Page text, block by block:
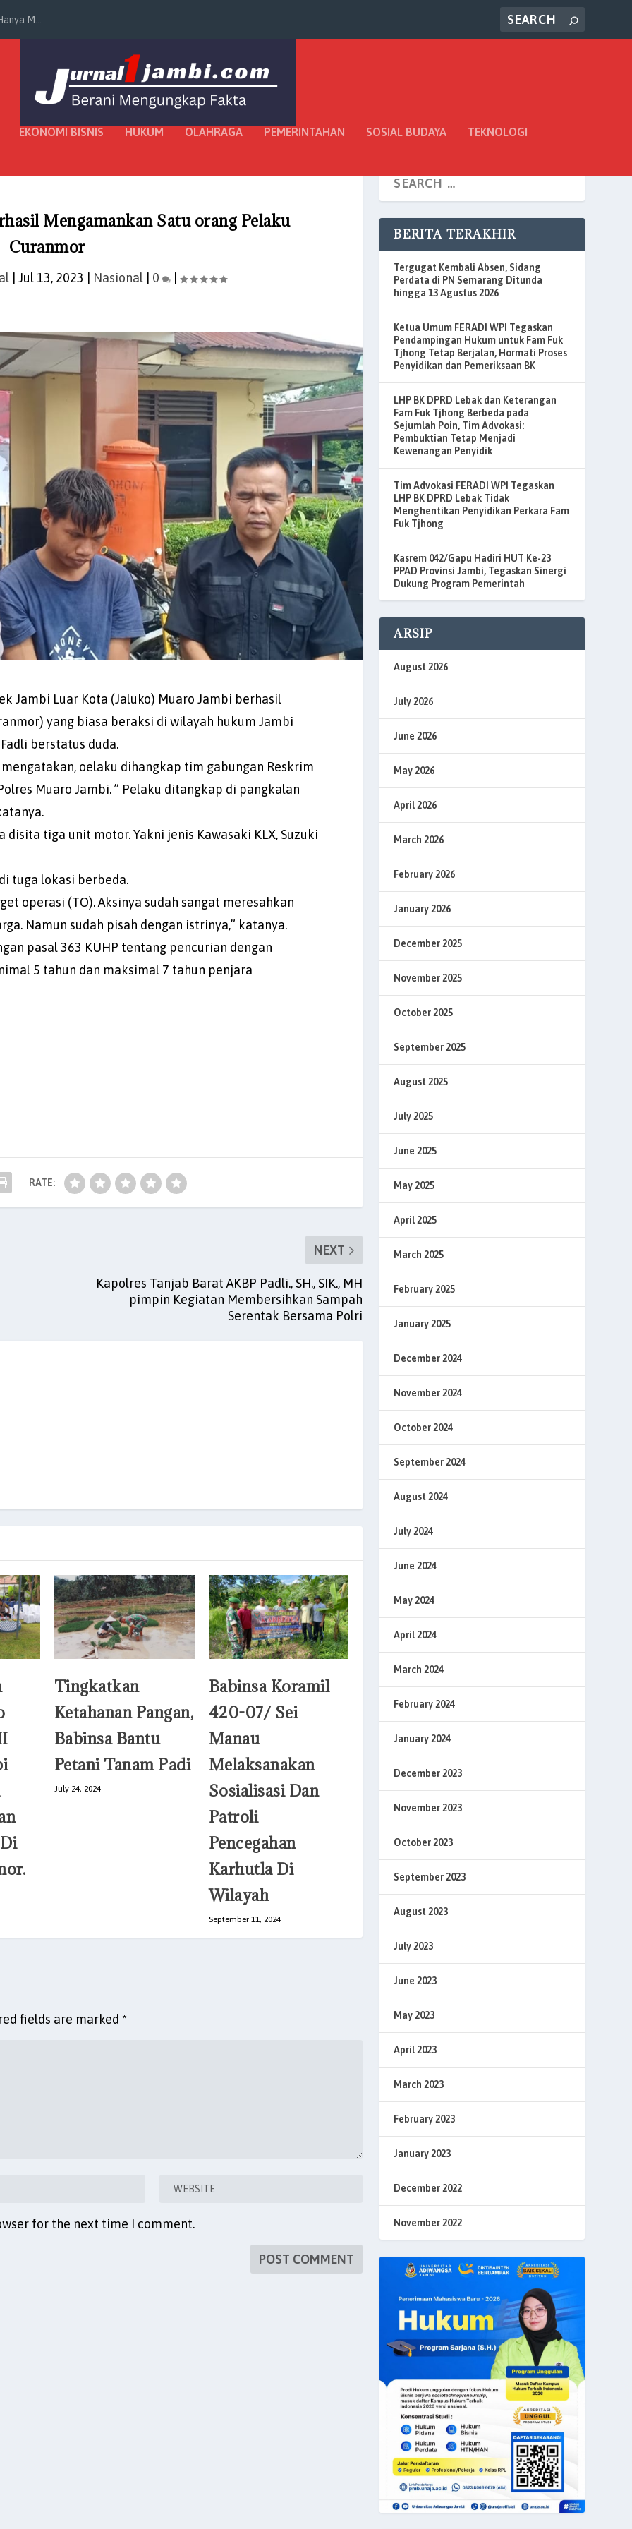
M...
EKONOMI BISNIS HUKUM OLAHRAGA PEMERINTAHAN SOSIAL BUDAYA TEKNOLOGI
Mengamankan Satu orang Pelaku
Curanmor
|Jul 13, 2023 Nasional 0 |
Jambi Luar Kota (Jaluko) Muaro Jambi berhasil
yang biasa beraksi di wilayah hukum Jambi
berstatus duda.
oelaku dihangkap tim gabungan Reskrim
Muaro Jambi. ” Pelaku ditangkap di pangkalan
tiga unit motor. Yakni jenis Kawasaki KLX, Suzuki
tuga lokasi berbeda.
operasi (TO). Aksinya sudah sangat meresahkan
Namun sudah pisah dengan istrinya,” katanya.
pasal 363 KUHP tentang pencurian dengan
5 tahun dan maksimal 7 tahun penjara
RATE:
NEXT
Kapolres Tanjab Barat AKBP Padli., SH., SIK., MH
pimpin Kegiatan Membersihkan Sampah
Serentak Bersama Polri
Tingkatkan
Ketahanan Pangan,
Babinsa Bantu
Petani Tanam Padi
July 24, 2024
Babinsa Koramil
420-07/ Sei
Manau
Melaksanakan
Sosialisasi Dan
Patroli
Pencegahan
Karhutla Di
Wilayah
September 11, 2024
fields are marked *
for the next time I comment.
BERITA TERAKHIR
Tergugat Kembali Absen, Sidang
Perdata di PN Semarang Ditunda
hingga 13 Agustus 2026
Ketua Umum FERADI WPI Tegaskan
Pendampingan Hukum untuk Fam Fuk
Tjhong Tetap Berjalan, Hormati Proses
Penyidikan dan Pemeriksaan BK
LHP BK DPRD Lebak dan Keterangan
Fam Fuk Tjhong Berbeda pada
Sejumlah Poin, Tim Advokasi:
Pembuktian Tetap Menjadi
Kewenangan Penyidik
Tim Advokasi FERADI WPI Tegaskan
LHP BK DPRD Lebak Tidak
Menghentikan Penyidikan Perkara Fam
Fuk Tjhong
Kasrem 042/Gapu Hadiri HUT Ke-23
PPAD Provinsi Jambi, Tegaskan Sinergi
Dukung Program Pemerintah
ARSIP
August 2026
July 2026
June 2026
May 2026
April 2026
March 2026
February 2026
January 2026
December 2025
November 2025
October 2025
September 2025
August 2025
July 2025
June 2025
May 2025
April 2025
March 2025
February 2025
January 2025
December 2024
November 2024
October 2024
September 2024
August 2024
July 2024
June 2024
May 2024
April 2024
March 2024
February 2024
January 2024
December 2023
November 2023
October 2023
September 2023
August 2023
July 2023
June 2023
May 2023
April 2023
March 2023
February 2023
January 2023
December 2022
November 2022